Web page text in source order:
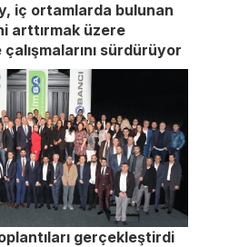
iç ortamlarda bulunan
arttırmak üzere
sürdürüyor
gerçekleştirdi